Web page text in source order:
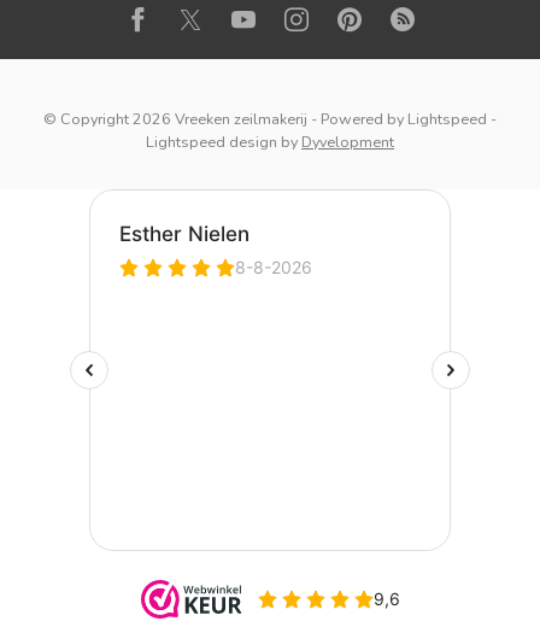
© Copyright 2026 Vreeken zeilmakerij - Powered by Lightspeed -
Lightspeed design by Dyvelopment